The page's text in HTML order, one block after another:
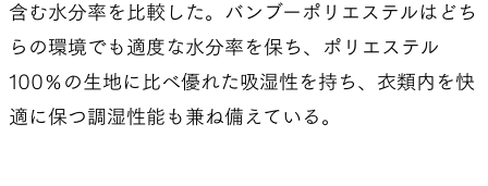
シワになりにくくラフに扱え、着込んでいくと、ア
タリが出て着古した古着のような良さが出てく
る。
含む水分率を比較した。バンブーポリエステルはどち
らの環境でも適度な水分率を保ち、ポリエステル
100％の生地に比べ優れた吸湿性を持ち、衣類内を快
適に保つ調湿性能も兼ね備えている。